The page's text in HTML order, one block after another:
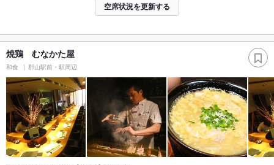
空席状況を更新する
焼鶏 むなかた屋
和食 郡山駅前・駅周辺